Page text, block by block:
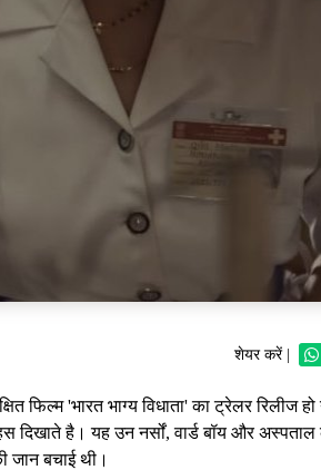
शेयर करें |
फिल्म 'भारत भाग्य विधाता' का ट्रेलर रिलीज
है। यह उन नर्सों, वार्ड बॉय और अस्पताल
जान बचाई थी।